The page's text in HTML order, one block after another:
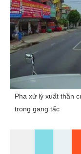
Pha xử lý xuất thần
trong gang tấc